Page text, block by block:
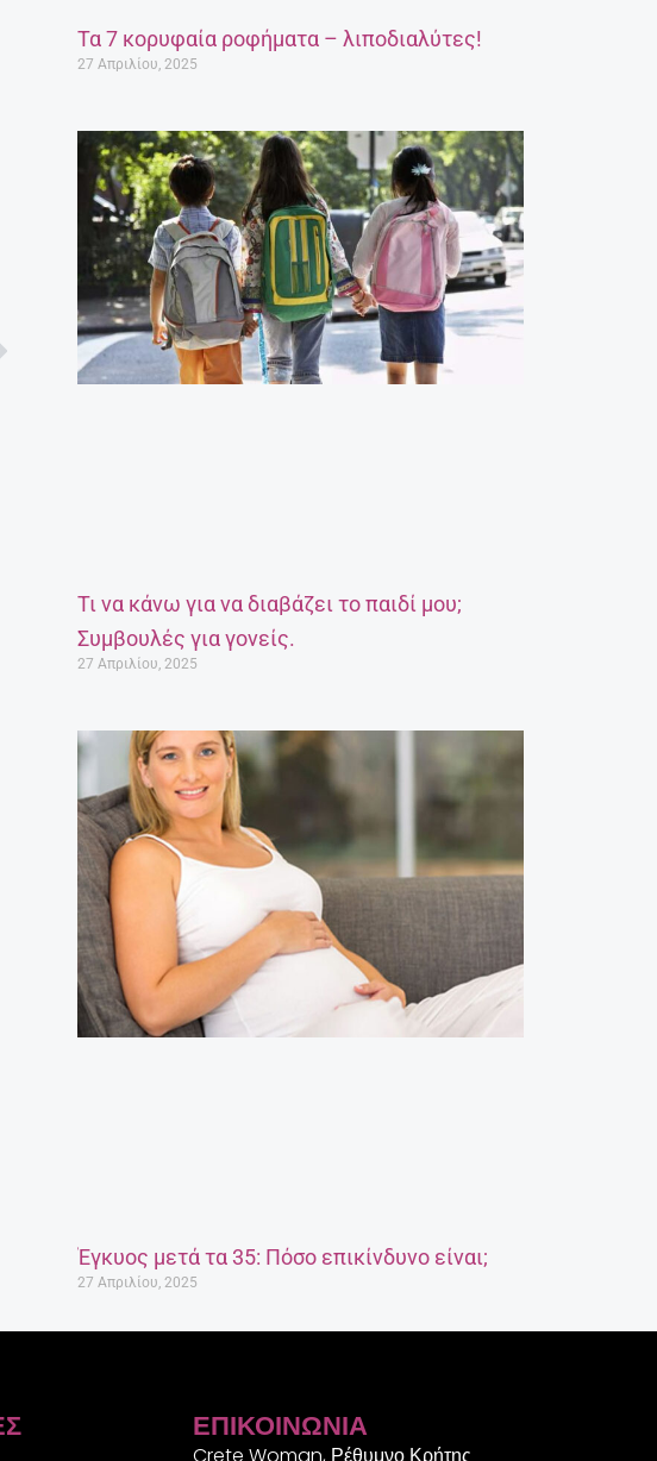
Τα 7 κορυφαία ροφήματα – λιποδιαλύτες!
27 Απριλίου, 2025
Τι να κάνω για να διαβάζει το παιδί μου;
Συμβουλές για γονείς.
27 Απριλίου, 2025
Έγκυος μετά τα 35: Πόσο επικίνδυνο είναι;
27 Απριλίου, 2025
ΕΠΙΚΟΙΝΩΝΊΑ